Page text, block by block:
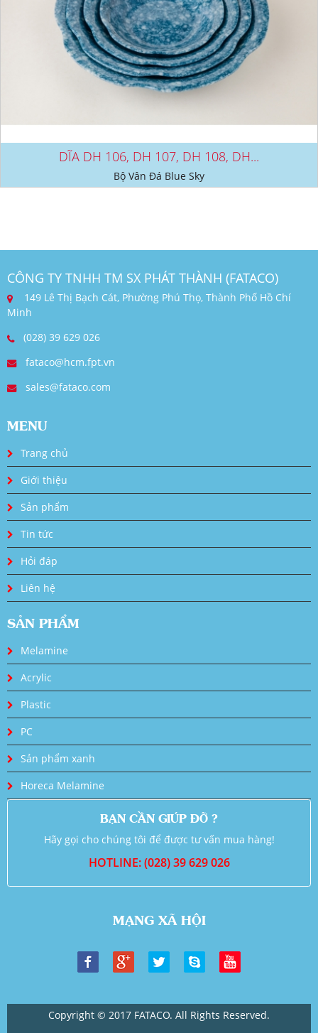
DĨA DH 106, DH 107, DH 108, DH...
Bộ Vân Đá Blue Sky
CÔNG TY TNHH TM SX PHÁT THÀNH (FATACO)
149 Lê Thị Bạch Cát, Phường Phú Thọ, Thành Phố Hồ Chí
Minh
(028) 39 629 026
fataco@hcm.fpt.vn
sales@fataco.com
MENU
Trang chủ
Giới thiệu
Sản phẩm
Tin tức
Hỏi đáp
Liên hệ
SẢN PHẨM
Melamine
Acrylic
Plastic
PC
Sản phẩm xanh
Horeca Melamine
BẠN CẦN GIÚP ĐỠ ?
Hãy gọi cho chúng tôi để được tư vấn mua hàng!
HOTLINE: (028) 39 629 026
MẠNG XÃ HỘI
Copyright © 2017 FATACO. All Rights Reserved.